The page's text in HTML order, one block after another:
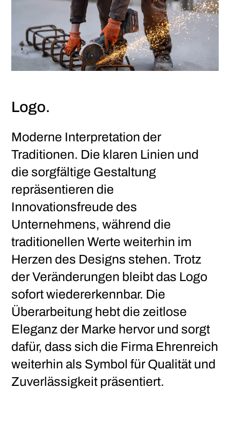
Logo.
Moderne Interpretation der
Traditionen. Die klaren Linien und
die sorgfältige Gestaltung
repräsentieren die
Innovationsfreude des
Unternehmens, während die
traditionellen Werte weiterhin im
Herzen des Designs stehen. Trotz
der Veränderungen bleibt das Logo
sofort wiedererkennbar. Die
Überarbeitung hebt die zeitlose
Eleganz der Marke hervor und sorgt
dafür, dass sich die Firma Ehrenreich
weiterhin als Symbol für Qualität und
Zuverlässigkeit präsentiert.